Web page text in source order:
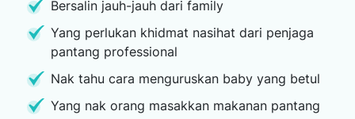
Bersalin jauh-jauh dari family
Yang perlukan khidmat nasihat dari penjaga
pantang professional
Nak tahu cara menguruskan baby yang betul
Yang nak orang masakkan makanan pantang